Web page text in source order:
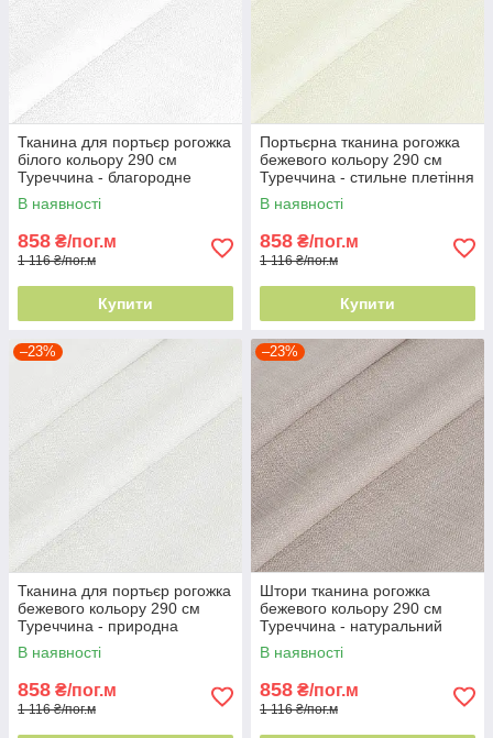
Тканина для портьєр рогожка
білого кольору 290 см
Туреччина - благородне
плетіння
В наявності
858 ₴/пог.м
1 116 ₴/пог.м
Купити
Портьєрна тканина рогожка
бежевого кольору 290 см
Туреччина - стильне плетіння
ниток
В наявності
858 ₴/пог.м
1 116 ₴/пог.м
Купити
–23%
Тканина для портьєр рогожка
бежевого кольору 290 см
Туреччина - природна
текстура
В наявності
858 ₴/пог.м
1 116 ₴/пог.м
–23%
Штори тканина рогожка
бежевого кольору 290 см
Туреччина - натуральний
ефект
В наявності
858 ₴/пог.м
1 116 ₴/пог.м